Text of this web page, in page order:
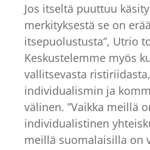
Jos itseltä puuttuu
merkityksestä se on
itsepuolustusta”, Utrio
Keskustelemme myös
vallitsevasta
individualismin ja
välinen. ”Vaikka meillä
individualistinen
meillä suomalaisilla on